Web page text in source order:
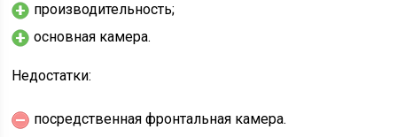
производительность;
основная камера.
Недостатки:
посредственная фронтальная камера.